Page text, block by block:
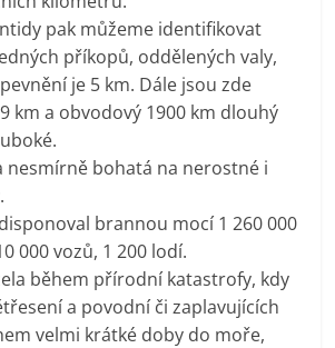
pak můžeme identifikovat
příkopů, oddělených valy,
je 5 km. Dále jsou zde
km a obvodový 1900 km dlouhý
nesmírně bohatá na nerostné i
brannou mocí 1 260 000
000 vozů, 1 200 lodí.
během přírodní katastrofy, kdy
a povodní či zaplavujících
velmi krátké doby do moře,